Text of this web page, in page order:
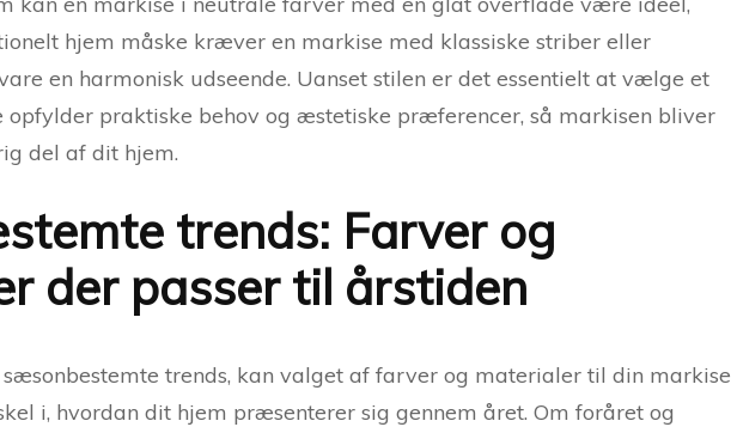
hjem måske kræver en markise med klassiske striber eller
en harmonisk udseende. Uanset stilen er det essentielt at vælge et
opfylder praktiske behov og æstetiske præferencer, så markisen bliver
del af dit hjem.
trends: Farver og
der passer til årstiden
trends, kan valget af farver og materialer til din markise
i, hvordan dit hjem præsenterer sig gennem året. Om foråret og